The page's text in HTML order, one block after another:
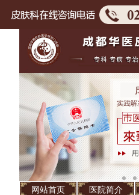
网站首页 医院简介